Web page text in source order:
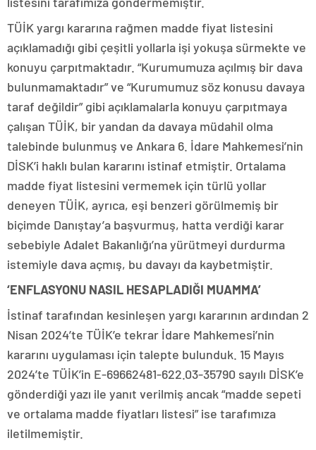
TÜİK yargı kararına rağmen madde fiyat listesini
açıklamadığı gibi çeşitli yollarla işi yokuşa sürmekte ve
konuyu çarpıtmaktadır. “Kurumumuza açılmış bir dava
bulunmamaktadır” ve “Kurumumuz söz konusu davaya
taraf değildir” gibi açıklamalarla konuyu çarpıtmaya
çalışan TÜİK, bir yandan da davaya müdahil olma
talebinde bulunmuş ve Ankara 6. İdare Mahkemesi’nin
DİSK’i haklı bulan kararını istinaf etmiştir. Ortalama
madde fiyat listesini vermemek için türlü yollar
deneyen TÜİK, ayrıca, eşi benzeri görülmemiş bir
biçimde Danıştay’a başvurmuş, hatta verdiği karar
sebebiyle Adalet Bakanlığı’na yürütmeyi durdurma
istemiyle dava açmış, bu davayı da kaybetmiştir.
‘ENFLASYONU NASIL HESAPLADIĞI MUAMMA’
İstinaf tarafından kesinleşen yargı kararının ardından 2
Nisan 2024’te TÜİK’e tekrar İdare Mahkemesi’nin
kararını uygulaması için talepte bulunduk. 15 Mayıs
2024’te TÜİK’in E-69662481-622.03-35790 sayılı DİSK’e
gönderdiği yazı ile yanıt verilmiş ancak “madde sepeti
ve ortalama madde fiyatları listesi” ise tarafımıza
iletilmemiştir.